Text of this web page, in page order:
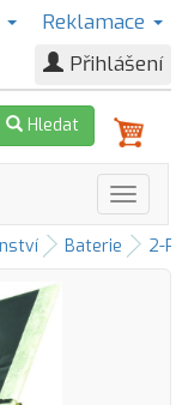
Reklamace
Přihlášení
Hledat
Baterie 2-